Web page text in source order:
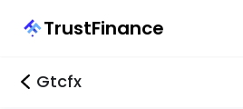
TrustFinance
Gtcfx